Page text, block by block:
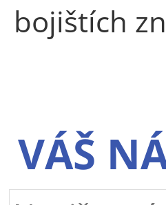
bojištích
VÁŠ